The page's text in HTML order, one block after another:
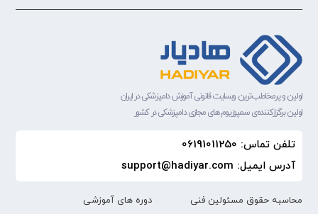
دوره های آموزشی
محاسبه حقوق مسئولین فنی
اولین و پرمخاطب‌ترین وبسایت قانونی آموزش دامپزشکی در ایران
اولین برگزارکننده‌ی سمپوزیوم های مجازی دامپزشکی در کشور
تلفن تماس: 06191011250
آدرس ایمیل: support@hadiyar.com